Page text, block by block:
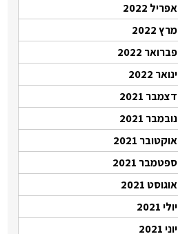
אפריל 2022
מרץ 2022
פברואר 2022
ינואר 2022
דצמבר 2021
נובמבר 2021
אוקטובר 2021
ספטמבר 2021
אוגוסט 2021
יולי 2021
יוני 2021